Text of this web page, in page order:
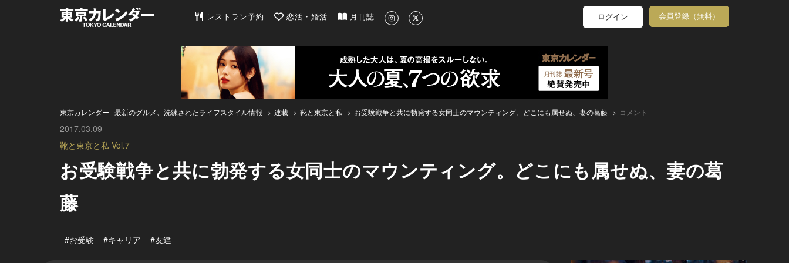
東京カレンダー | 最新のグルメ、洗練されたライフスタイル情報
レストラン予約 恋活・婚活 月刊誌 ログイン 会員登録（無料）
東京カレンダー | 最新のグルメ、洗練されたライフスタイル情報 連載 靴と東京と私 お受験戦争と共に勃発する女同士のマウンティング。どこにも属せぬ、妻の葛藤 コメント
2017.03.09
靴と東京と私 Vol.7
お受験戦争と共に勃発する女同士のマウンティング。どこにも属せぬ、妻の葛
藤
#お受験 #キャリア #友達